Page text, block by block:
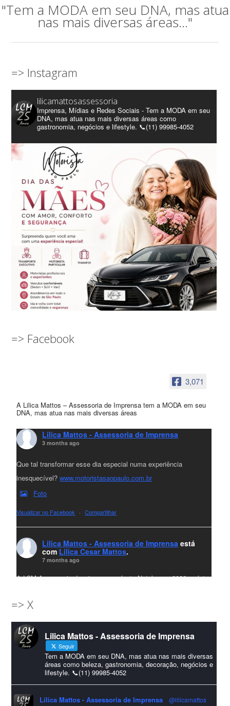
"Tem a MODA em seu DNA, mas atua
nas mais diversas áreas..."
=> Instagram
lilicamattosassessoria
Imprensa, Mídias e Redes Sociais - Tem a MODA em seu
DNA, mas atua nas mais diversas áreas como
gastronomia, negócios e lifestyle. 📞(11) 99985-4052
=> Facebook
3,071
A Lilica Mattos – Assessoria de Imprensa tem a MODA em seu
DNA, mas atua nas mais diversas áreas
Lilica Mattos - Assessoria de Imprensa
3 months ago
Que tal transformar esse dia especial numa experiência
inesquecível?www.motoristasaopaulo.com.br
Foto
Visualizar no Facebook · Compartilhar
Lilica Mattos - Assessoria de Imprensa está
com Lilica Cesar Mattos.
7 months ago
A LCM Assessoria deseja um excelente Natal e um 2026 repleto
amigos que sempre nos acompanham!🎄✨🥂❤️
#lcmassessoriassessoria#natal #merrychristmas #felizanonovo
#HappyNewYear
Foto
Visualizar no Facebook · Compartilhar
=> X
Lilica Mattos - Assessoria de Imprensa
Seguir
Tem a MODA em seu DNA, mas atua nas mais diversas
áreas como beleza, gastronomia, decoração, negócios e
lifestyle. 📞(11) 99985-4052
Lilica Mattos - Assessoria de Imprensa
@lilicamattos